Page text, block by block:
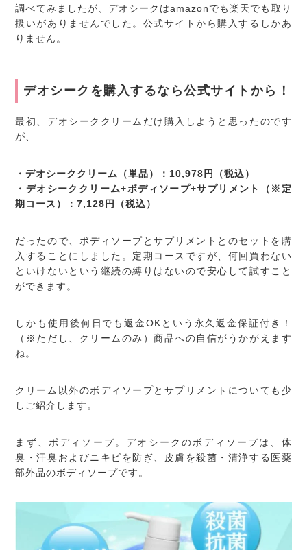
調べてみましたが、デオシークはamazonでも楽天でも取り
扱いがありませんでした。公式サイトから購入するしかあ
りません。
デオシークを購入するなら公式サイトから！
最初、デオシーククリームだけ購入しようと思ったのです
が、
・デオシーククリーム（単品）：10,978円（税込）
・デオシーククリーム+ボディソープ+サプリメント（※定
期コース）：7,128円（税込）
だったので、ボディソープとサプリメントとのセットを購
入することにしました。定期コースですが、何回買わない
といけないという継続の縛りはないので安心して試すこと
ができます。
しかも使用後何日でも返金OKという永久返金保証付き！
（※ただし、クリームのみ）商品への自信がうかがえます
ね。
クリーム以外のボディソープとサプリメントについても少
しご紹介します。
まず、ボディソープ。デオシークのボディソープは、体
臭・汗臭およびニキビを防ぎ、皮膚を殺菌・清浄する医薬
部外品のボディソープです。